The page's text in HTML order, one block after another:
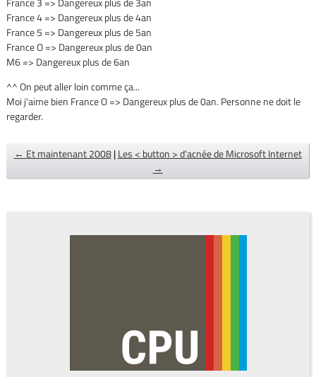
France 4 => Dangereux plus de 4an
France 5 => Dangereux plus de 5an
France O => Dangereux plus de 0an
M6 => Dangereux plus de 6an
^^ On peut aller loin comme ça...
Moi j'aime bien France O => Dangereux plus de 0an. Personne ne doit le
regarder.
← Et maintenant 2008 | Les < button > d'acnée de Microsoft Internet
→